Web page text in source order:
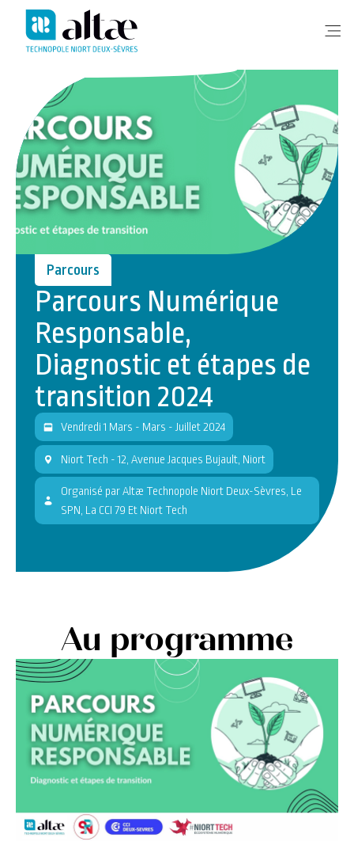
Parcours
Parcours Numérique
Responsable,
Diagnostic et étapes de
transition 2024
Vendredi 1 Mars - Mars - Juillet 2024
Niort Tech - 12, Avenue Jacques Bujault, Niort
Organisé parAltæ Technopole Niort Deux-Sèvres, Le
SPN, La CCI 79 Et Niort Tech
Au programme